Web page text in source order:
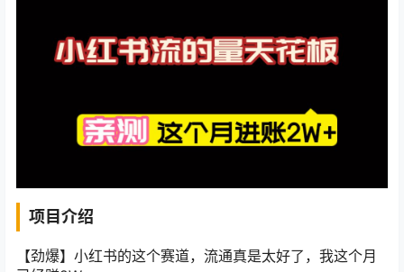
项目介绍
【劲爆】小红书的这个赛道，流通真是太好了，我这个月